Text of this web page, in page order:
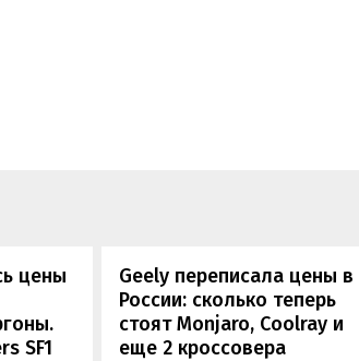
цены
SF1
Geely переписала цены в
России: сколько теперь
стоят Monjaro, Coolray и
еще 2 кроссовера